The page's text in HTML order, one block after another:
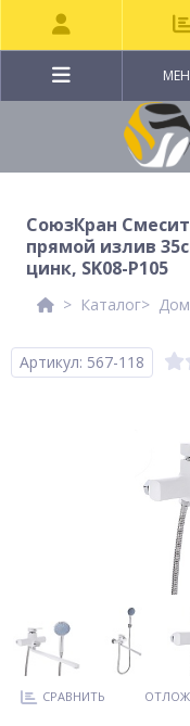
СоюзКран
прямой излив
цинк, SK08-P105
Каталог
Артикул: 567-118
СРАВНИТЬ